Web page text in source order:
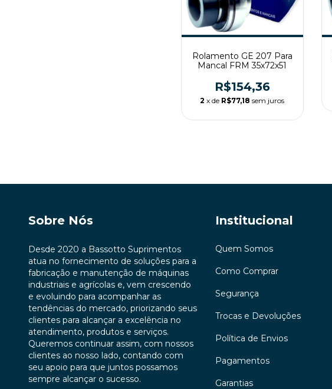
Rolamento GE 207 Para
Mancal FRM 35x72x51
R$154,36
2 x de R$77,18 sem juros
Sobre Nós
Desde 2020 a Bassotto Suprimentos
atua no fornecimento de soluções para a
fabricação e manutenção de máquinas
industriais e agrícolas e, vem crescendo
e evoluindo para acompanhar as
tendências do mercado, priorizando seus
clientes para alcançar a excelência no
atendimento, produtos e serviços.
Queremos continuar assim, com nossos
clientes ao nosso lado, contando com
seu apoio para que juntos possamos
sempre alcançar o sucesso.
Institucional
Quem Somos
Como Comprar
Segurança
Trocas e Devoluções
Política de Envios
Pagamentos
Garantias